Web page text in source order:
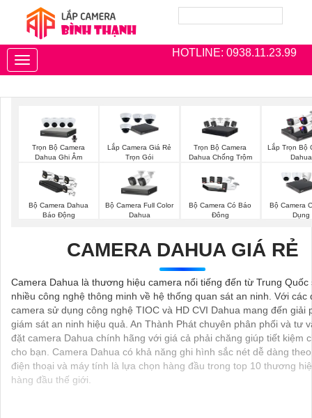
HOTLINE: 0938.11.23.99
Toggle
navigation
Trọn Bộ Camera
Dahua Ghi Âm
Lắp Camera Giá Rẻ
Trọn Gói
Trọn Bộ Camera
Dahua Chống Trộm
Lắp Trọn Bộ
Dahua
Bộ Camera Dahua
Báo Động
Bộ Camera Full Color
Dahua
Bộ Camera Có Báo
Đông
Bộ Camera
Dụng
CAMERA DAHUA GIÁ RẺ
Camera Dahua là thương hiệu camera nổi tiếng đến từ Trung Quốc
nhiều công nghệ thông minh về hệ thống quan sát an ninh. Với các
camera sử dụng công nghệ TIOC và HD CVI Dahua mang đến giải
giám sát an ninh hiệu quả. An Thành Phát chuyên phân phối và tư
đặt camera Dahua chính hãng với giá cả phải chăng giúp tiết kiệm
cho bạn. Camera Dahua có khả năng ghi hình sắc nét dễ dàng
điện thoại và máy tính là lựa chọn hàng đầu trong top 10 thương
hàng đầu thế giới.